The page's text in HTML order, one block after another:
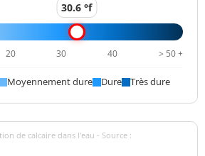
<1 n/mL
7,6 mg(Mg)/L
<10 µg/L <=50 µg/L
<0,01 mg/L <=0,1 mg/L
30.6 °f
20 30 40 > 50 +
Moyennement dure Dure Très dure
de calcaire dans l'eau - Source :